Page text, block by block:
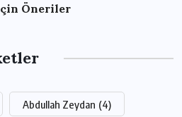
Öneriler
Abdullah Zeydan (4)